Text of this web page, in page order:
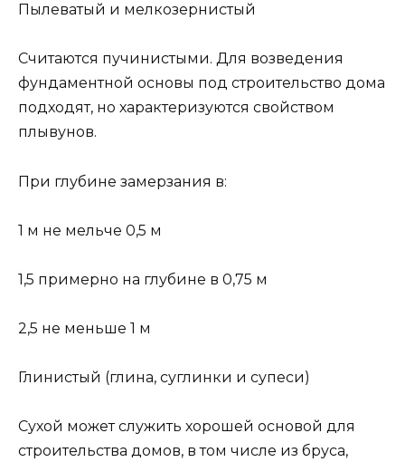
Пылеватый и мелкозернистый
Считаются пучинистыми. Для возведения
фундаментной основы под строительство дома
подходят, но характеризуются свойством
плывунов.
При глубине замерзания в:
1 м не мельче 0,5 м
1,5 примерно на глубине в 0,75 м
2,5 не меньше 1 м
Глинистый (глина, суглинки и супеси)
Сухой может служить хорошей основой для
строительства домов, в том числе из бруса,